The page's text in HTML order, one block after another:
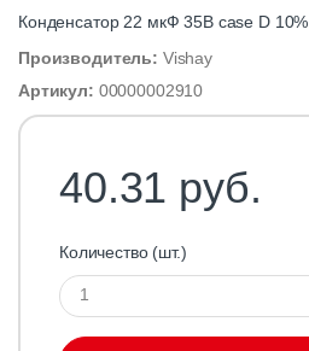
Конденсатор 22 мкФ 35В case D 10%
Производитель: Vishay
Артикул: 00000002910
40.31 руб.
Количество (шт.)